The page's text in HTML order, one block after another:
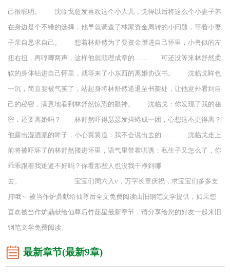
己很聪明。 沈临戈愈发喜欢这个小人儿，觉得以后将这么个小妻子养
在身边是个不错的选择，他早就调查了林家资金周转的小问题，等着小妻
子亲自恳求自己。 想着林舒然为了要资金蹭进自己怀里，小兽似的左
扭右扭，再哼唧两声，这样他就顺理成章的…… 可还没等来林舒然柔
软的身体钻进自己怀里，就等来了小东西的离婚协议书。 沈临戈眸色
一沉，简直要被气笑了，站起身将林舒然逼退至书架处，让他意外看到自
己的秘密，满意地看到林舒然惊恐的眼神。 沈临戈：你发现了我的秘
密，还要离婚吗？ 林舒然吓得瑟瑟发抖蜷成一团，心想这不更得离？
他露出湿漉漉的眸子，小心翼翼道：我不会说出去的…… 沈临戈走上
前将被吓坏了的林舒然搂进怀里，语气里带着哄诱：私生子又怎么了，你
乖乖跟着我难道不好吗？你看那些人也没我干净到哪
去。 宝宝们周六入v，万字长章庆祝，求宝宝们多多支
持哦～ 被当作炉鼎献给仙尊后全文免费阅读由旧钢笔文学提供，如果您
喜欢被当作炉鼎献给仙尊后竹茹星最新章节，请分享给您的好友一起来旧
钢笔文学免费阅读。
最新章节(最新9章)